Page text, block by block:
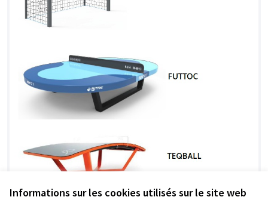
Informations sur les cookies utilisés sur le site web